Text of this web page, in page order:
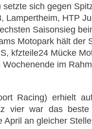
setzte sich gegen
Lampertheim, HTP
Saisonsieg
Motopark hält der
kfzteile24 Mücke
im
Racing) erhielt
vier war das
April an gleicher